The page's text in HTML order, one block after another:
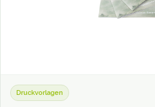
Druckvorlagen